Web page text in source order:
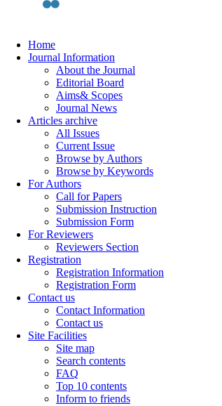
Home
Journal Information
About the Journal
Editorial Board
Aims& Scopes
Journal News
Articles archive
All Issues
Current Issue
Browse by Authors
Browse by Keywords
For Authors
Call for Papers
Submission Instruction
Submission Form
For Reviewers
Reviewers Section
Registration
Registration Information
Registration Form
Contact us
Contact Information
Contact us
Site Facilities
Site map
Search contents
FAQ
Top 10 contents
Inform to friends